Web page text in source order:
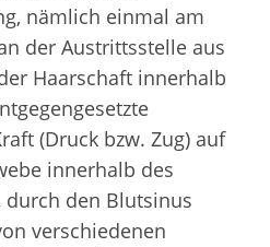
nämlich einmal am
der Austrittsstelle aus
Haarschaft innerhalb
(Druck bzw. Zug) auf
innerhalb des
durch den Blutsinus
verschiedenen